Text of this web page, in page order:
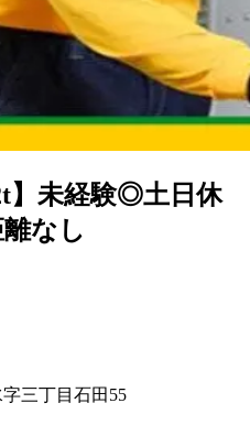
】未経験◎土日休
なし
三丁目石田55